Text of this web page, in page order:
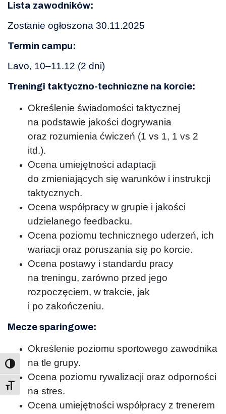
Toggle Font size
Lista zawodników:
Zostanie ogłoszona 30.11.2025
Termin campu:
Lavo, 10–11.12 (2 dni)
Treningi taktyczno-techniczne na korcie:
Określenie świadomości taktycznej
na podstawie jakości dogrywania
oraz rozumienia ćwiczeń (1 vs 1, 1 vs 2
itd.).
Ocena umiejętności adaptacji
do zmieniających się warunków i instrukcji
taktycznych.
Ocena współpracy w grupie i jakości
udzielanego feedbacku.
Ocena poziomu technicznego uderzeń, ich
wariacji oraz poruszania się po korcie.
Ocena postawy i standardu pracy
na treningu, zarówno przed jego
rozpoczęciem, w trakcie, jak
i po zakończeniu.
Mecze sparingowe:
Określenie poziomu sportowego zawodnika
na tle grupy.
Ocena poziomu rywalizacji oraz odporności
na stres.
Ocena umiejętności współpracy z trenerem